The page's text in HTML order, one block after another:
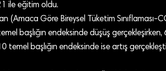
ile eğitim oldu.
(Amaca Göre Bireysel Tüketim Sınıflaması-
başlığın endeksinde düşüş gerçekleşirken,
temel başlığın endeksinde ise artış